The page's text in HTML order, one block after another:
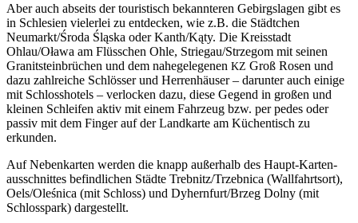
Aber auch abseits der tou­ris­tisch bekann­te­ren Gebirgs­la­gen gibt es
in Schle­si­en vie­ler­lei zu ent­de­cken, wie z.B. die Städt­chen
Neumarkt/Środa Śląs­ka oder Kanth/Kąty. Die Kreis­stadt
Ohlau/Oława am Flüss­chen Ohle, Striegau/Strzegom mit sei­nen
Gra­nit­stein­brü­chen und dem nahe­ge­le­ge­nen KZ Groß Rosen und
dazu zahl­rei­che Schlös­ser und Her­ren­häu­ser – dar­un­ter auch eini­ge
mit Schloss­ho­tels – ver­lo­cken dazu, die­se Gegend in gro­ßen und
klei­nen Schlei­fen aktiv mit einem Fahr­zeug bzw. per pedes oder
pas­siv mit dem Fin­ger auf der Land­kar­te am Küchen­tisch zu
erkunden.
Auf Neben­kar­ten wer­den die knapp außer­halb des Haupt-Kar­ten­
aus­schnit­tes befind­li­chen Städ­te Trebnitz/Trzebnica (Wall­fahrts­ort),
Oels/Oleśnica (mit Schloss) und Dyhernfurt/Brzeg Dol­ny (mit
Schloss­park) dargestellt.